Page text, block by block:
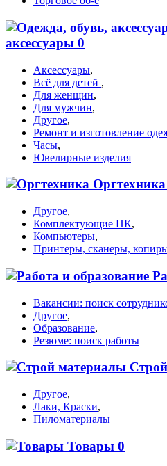
аксессуары 0
Аксессуары,
Всё для детей ,
Для женщин,
Для мужчин,
Другое,
Ремонт и изготовление
Часы,
Ювелирные изделия
Оргтехника
Другое,
Комплектующие ПК,
Компьютеры,
Принтеры, сканеры,
Вакансии: поиск
Другое,
Образование,
Резюме: поиск работы
Другое,
Лаки, Краски,
Пиломатериалы
Товары 0